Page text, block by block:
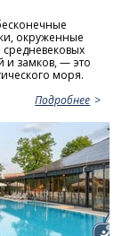
окруженные
и замков, — это
моря.
Подробнее